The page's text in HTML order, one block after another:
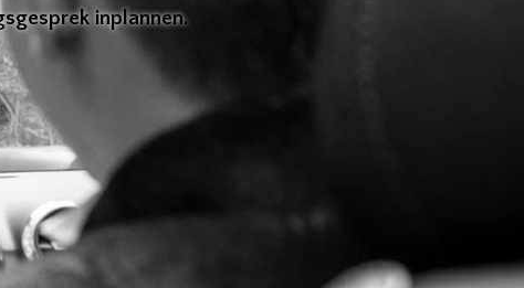
inplannen.